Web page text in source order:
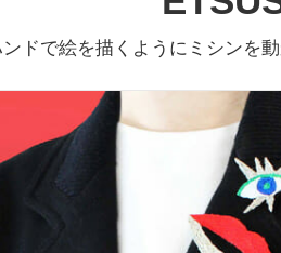
ドで絵を描くようにミシンを